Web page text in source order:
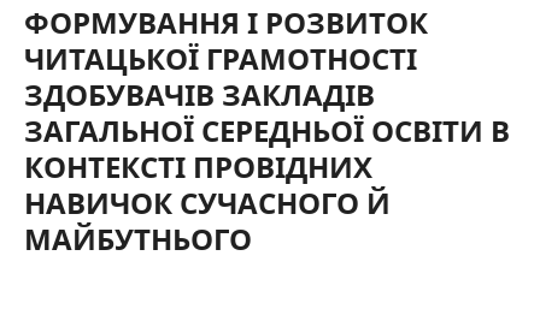
ФОРМУВАННЯ І РОЗВИТОК
ЧИТАЦЬКОЇ ГРАМОТНОСТІ
ЗДОБУВАЧІВ ЗАКЛАДІВ
ЗАГАЛЬНОЇ СЕРЕДНЬОЇ ОСВІТИ В
КОНТЕКСТІ ПРОВІДНИХ
НАВИЧОК СУЧАСНОГО Й
МАЙБУТНЬОГО